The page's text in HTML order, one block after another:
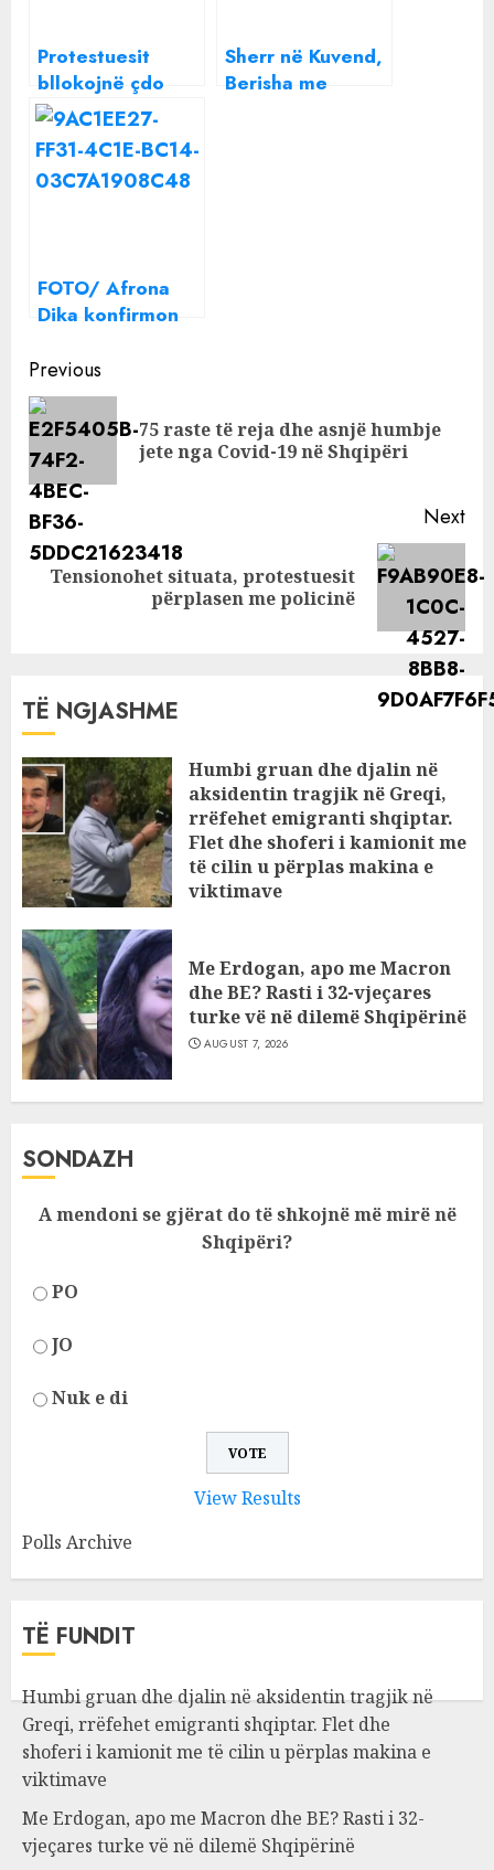
Protestuesit
bllokojnë çdo
gjë, mbyllen
dyqanet. Ja çfarë
po ndodh
Sherr në Kuvend,
Berisha me
FOTO/ Afrona
Dika konfirmon
Blero, heq
unazën e
martesës
Continue
Reading
Previous
75 raste të reja dhe asnjë humbje
jete nga Covid-19 në Shqipëri
Next
Next
Tensionohet situata, protestuesit
përplasen me policinë
TË NGJASHME
Humbi gruan dhe djalin në
aksidentin tragjik në Greqi,
rrëfehet emigranti shqiptar.
Flet dhe shoferi i kamionit me
të cilin u përplas makina e
viktimave
Me Erdogan, apo me Macron
dhe BE? Rasti i 32-vjeçares
turke vë në dilemë Shqipërinë
AUGUST 7, 2026
SONDAZH
A mendoni se gjërat do të shkojnë më mirë në
Shqipëri?
PO
JO
Nuk e di
View Results
Polls Archive
TË FUNDIT
Humbi gruan dhe djalin në aksidentin tragjik në
Greqi, rrëfehet emigranti shqiptar. Flet dhe
shoferi i kamionit me të cilin u përplas makina e
viktimave
Me Erdogan, apo me Macron dhe BE? Rasti i 32-
vjeçares turke vë në dilemë Shqipërinë